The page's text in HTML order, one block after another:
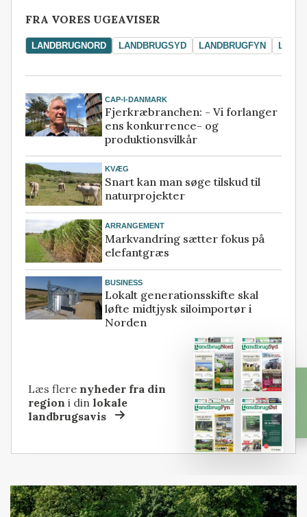
FRA VORES UGEAVISER
LANDBRUGNORD LANDBRUGSYD LANDBRUGFYN
CAP-I-DANMARK
Fjerkræbranchen: - Vi forlanger
ens konkurrence- og
produktionsvilkår
KVÆG
Snart kan man søge tilskud til
naturprojekter
ARRANGEMENT
Markvandring sætter fokus på
elefantgræs
BUSINESS
Lokalt generationsskifte skal
løfte midtjysk siloimportør i
Norden
Læs flere nyheder fra din
region i dinlokale
landbrugsavis